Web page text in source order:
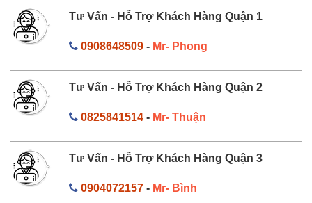
Tư Vấn - Hỗ Trợ Khách Hàng Quận 1
0908648509- Mr- Phong
Tư Vấn - Hỗ Trợ Khách Hàng Quận 2
0825841514- Mr- Thuận
Tư Vấn - Hỗ Trợ Khách Hàng Quận 3
0904072157- Mr- Bình